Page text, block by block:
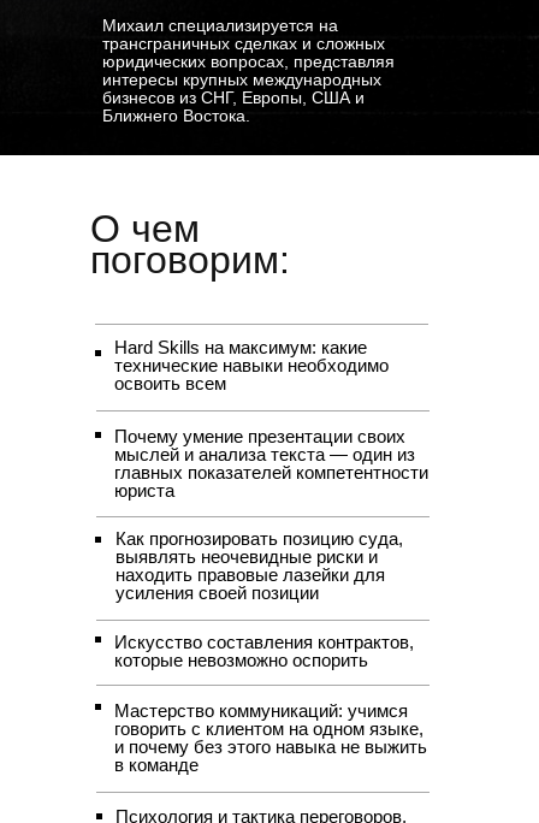
Михаил специализируется на
трансграничных сделках и сложных
юридических вопросах, представляя
интересы крупных международных
бизнесов из СНГ, Европы, США и
Ближнего Востока.
Психология и тактика переговоров,
Искусство составления контрактов,
которые невозможно оспорить
Hard Skills на максимум: какие
технические навыки необходимо
освоить всем
Почему умение презентации своих
мыслей и анализа текста — один из
главных показателей компетентности
юриста
Как прогнозировать позицию суда,
выявлять неочевидные риски и
находить правовые лазейки для
усиления своей позиции
О чем
поговорим:
Мастерство коммуникаций: учимся
говорить с клиентом на одном языке,
и почему без этого навыка не выжить
в команде